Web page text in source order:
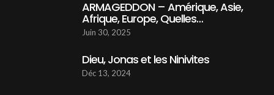
Dieu, Jonas et les ninivites
45:22
01 Un Nouvel age pour l'humanité
49:34
ARMAGEDDON – Amérique, Asie,
Afrique, Europe, Quelles…
Juin 30, 2025
Dieu, Jonas et les Ninivites
Déc 13, 2024